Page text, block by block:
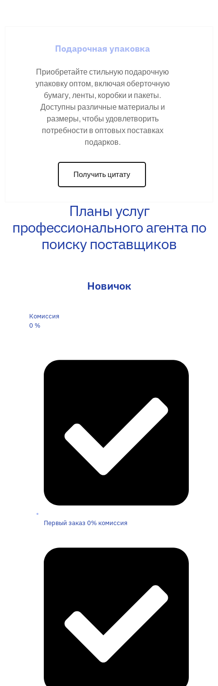
Подарочная упаковка
Приобретайте стильную подарочную
упаковку оптом, включая оберточную
бумагу, ленты, коробки и пакеты.
Доступны различные материалы и
размеры, чтобы удовлетворить
потребности в оптовых поставках
подарков.
Получить цитату
Планы услуг
профессионального агента по
поиску поставщиков
Новичок
Комиссия
0 %
Первый заказ 0% комиссия